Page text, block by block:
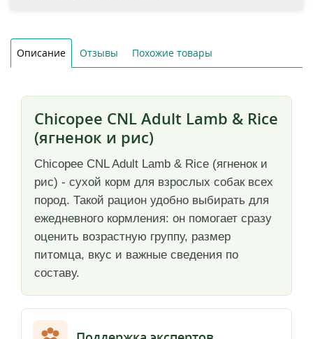
Описание Отзывы Похожие товары
Chicopee CNL Adult Lamb & Rice
(ягненок и рис)
Chicopee CNL Adult Lamb & Rice (ягненок и
рис) - сухой корм для взрослых собак всех
пород. Такой рацион удобно выбирать для
ежедневного кормления: он помогает сразу
оценить возрастную группу, размер
питомца, вкус и важные сведения по
составу.